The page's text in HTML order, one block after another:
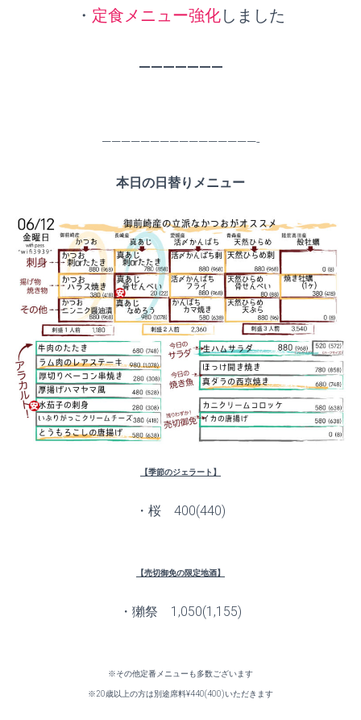
・ 定食メニュー強化しました
———————
————————————————-
本日の日替りメニュー
【季節のジェラート】
・桜 400(440)
【売切御免の限定地酒】
・獺祭 1,050(1,155)
※その他定番メニューも多数ございます
※20歳以上の方は別途席料¥440(400)いただきます